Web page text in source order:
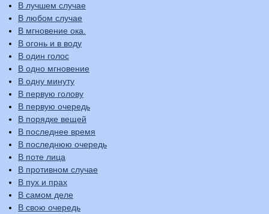
В лучшем случае
В любом случае
В мгновение ока.
В огонь и в воду
В один голос
В одно мгновение
В одну минуту
В первую голову
В первую очередь
В порядке вещей
В последнее время
В последнюю очередь
В поте лица
В противном случае
В пух и прах
В самом деле
В свою очередь